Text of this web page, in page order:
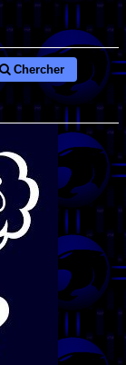
Chercher